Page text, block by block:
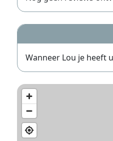
Wanneer Lou je heeft